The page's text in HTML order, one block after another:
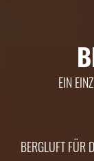
EIN
BERGLUFT FÜR